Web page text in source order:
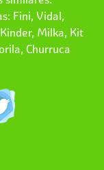
Fini, Vidal,
Milka, Kit
Churruca